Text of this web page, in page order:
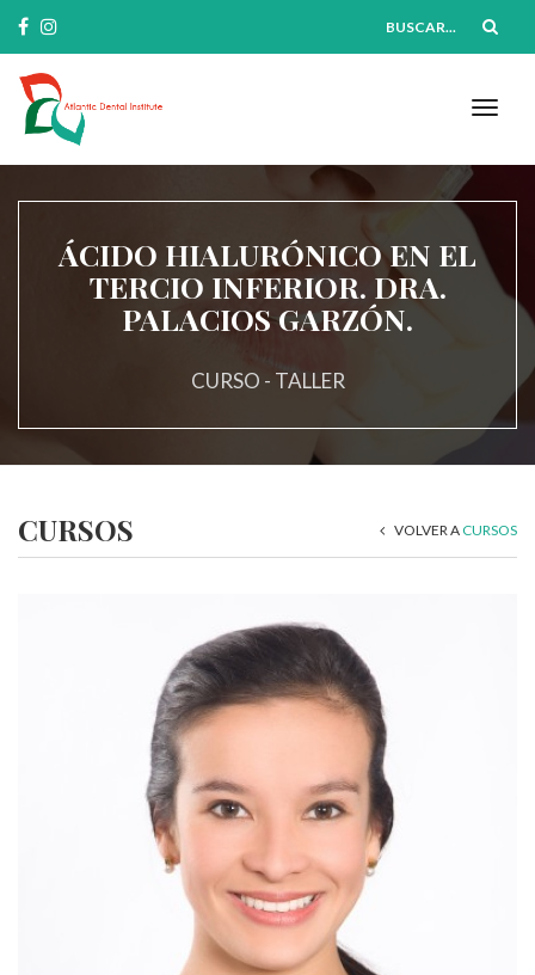
Buscar...
Toggle
ÁCIDO HIALURÓNICO EN EL
TERCIO INFERIOR. DRA.
PALACIOS GARZÓN.
CURSO - TALLER
CURSOS VOLVER A CURSOS